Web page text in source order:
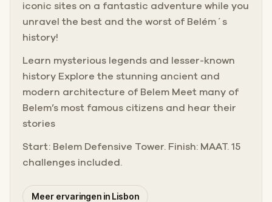
iconic sites on a fantastic adventure while you
unravel the best and the worst of Belém´s
history!
Learn mysterious legends and lesser-known
history Explore the stunning ancient and
modern architecture of Belem Meet many of
Belem’s most famous citizens and hear their
stories
Start: Belem Defensive Tower. Finish: MAAT. 15
challenges included.
Meer ervaringen in Lisbon